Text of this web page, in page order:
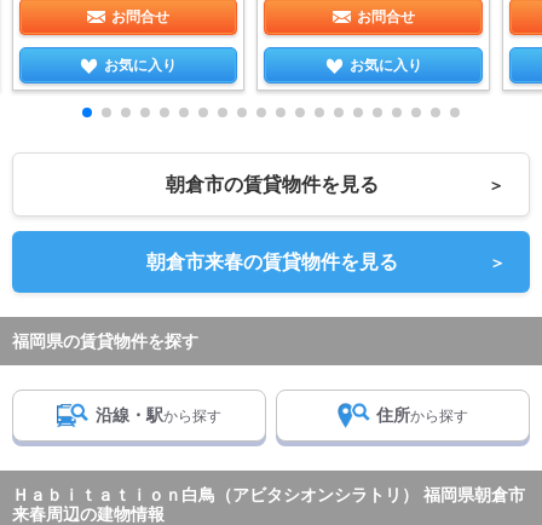
お問合せ
お気に入り
お問合せ
お気に入り
朝倉市の賃貸物件を見る ＞
朝倉市来春の賃貸物件を見る ＞
福岡県の賃貸物件を探す
沿線・駅から探す 住所から探す
Ｈａｂｉｔａｔｉｏｎ白鳥（アビタシオンシラトリ） 福岡県朝倉市
来春周辺の建物情報